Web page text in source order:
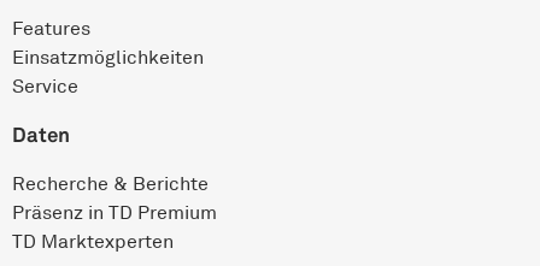
Features
Einsatz­möglichkeiten
Service
Daten
Recherche & Berichte
Präsenz in TD Premium
TD Marktexperten